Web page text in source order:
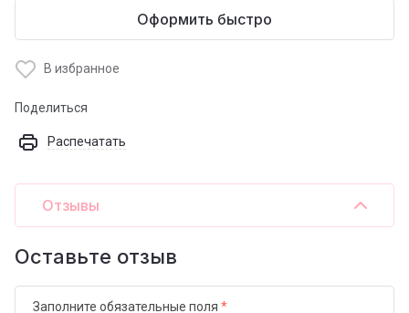
Оформить быстро
В избранное
Поделиться
Распечатать
Отзывы
Оставьте отзыв
Заполните обязательные поля *